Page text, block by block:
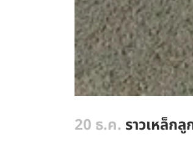
20 ธ.ค. ราวเหล็ก